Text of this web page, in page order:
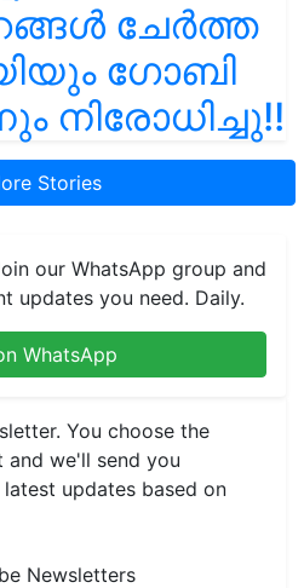
ചേർത്ത
ഗോബി
നിരോധിച്ചു!!
Stories
our WhatsApp group and
updates you need. Daily.
WhatsApp
You choose the
we'll send you
updates based on
Newsletters